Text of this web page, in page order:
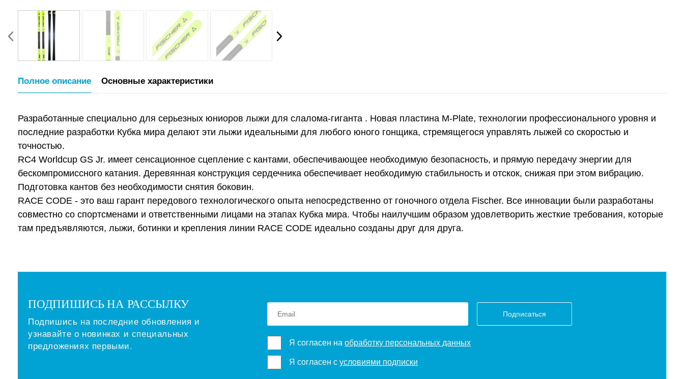
Полное описание Основные характеристики
Разработанные специально для серьезных юниоров лыжи для слалома-гиганта . Новая пластина M-Plate, технологии профессионального уровня и
последние разработки Кубка мира делают эти лыжи идеальными для любого юного гонщика, стремящегося управлять лыжей со скоростью и
точностью.
RC4 Worldcup GS Jr. имеет сенсационное сцепление с кантами, обеспечивающее необходимую безопасность, и прямую передачу энергии для
бескомпромиссного катания. Деревянная конструкция сердечника обеспечивает необходимую стабильность и отскок, снижая при этом вибрацию.
Подготовка кантов без необходимости снятия боковин.
RACE CODE - это ваш гарант передового технологического опыта непосредственно от гоночного отдела Fischer. Все инновации были разработаны
совместно со спортсменами и ответственными лицами на этапах Кубка мира. Чтобы наилучшим образом удовлетворить жесткие требования, которые
там предъявляются, лыжи, ботинки и крепления линии RACE CODE идеально созданы друг для друга.
ПОДПИШИСЬ НА РАССЫЛКУ
Подпишись на последние обновления и
узнавайте о новинках и специальных
предложениях первыми.
Подписаться
Я согласен на обработку персональных данных
Я согласен с условиями подписки